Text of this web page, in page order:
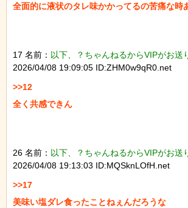
全面的に液状のタレ味かかってるの苦痛な時
17 名前： 以下、？ちゃんねるからVIPがお送
2026/04/08 19:09:05 ID:ZHM0w9qR0.net
>>12
全く共感できん
26 名前： 以下、？ちゃんねるからVIPがお送
2026/04/08 19:13:03 ID:MQSknLOfH.net
>>17
美味い塩ダレ食ったことねぇんだろうな